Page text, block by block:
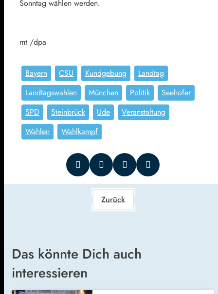
Sonntag wählen werden.
mt /dpa
Bayern CSU Kundgebung
Landtag
Landtagswahlen
München Politik
Seehofer
SPD
Steinbrück Ude
Veranstaltung
Wahlen
Wahlkampf
Zurück
Das könnte Dich auch
interessieren